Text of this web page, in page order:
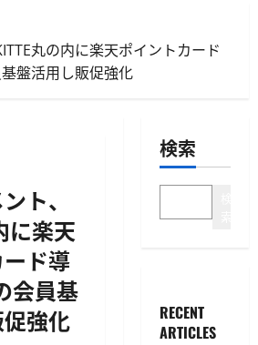
丸の内に楽天ポイントカード
盤活用し販促強化
ト、
に楽天
ド導
会員基
強化
検索
RECENT
ARTICLES